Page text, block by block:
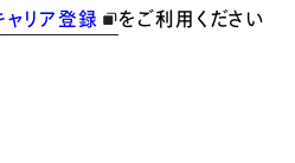
ャリア登録 をご利用ください